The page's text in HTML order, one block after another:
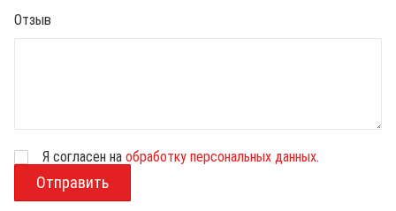
Отзыв
з
Я согласен на обработку персональных данных.